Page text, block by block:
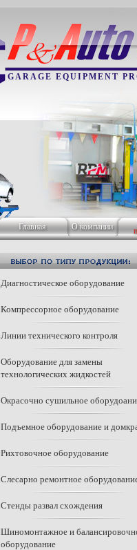
GARAGE EQUIPMENT
Главная О компании
Диагностическое оборудование
Компрессорное оборудование
Линии технического контроля
Оборудование для замены
технологических жидкостей
Окрасочно сушильное
Подъемное оборудование и
Рихтовочное оборудование
Слесарно ремонтное
Стенды развал схождения
Шиномонтажное и
оборудование